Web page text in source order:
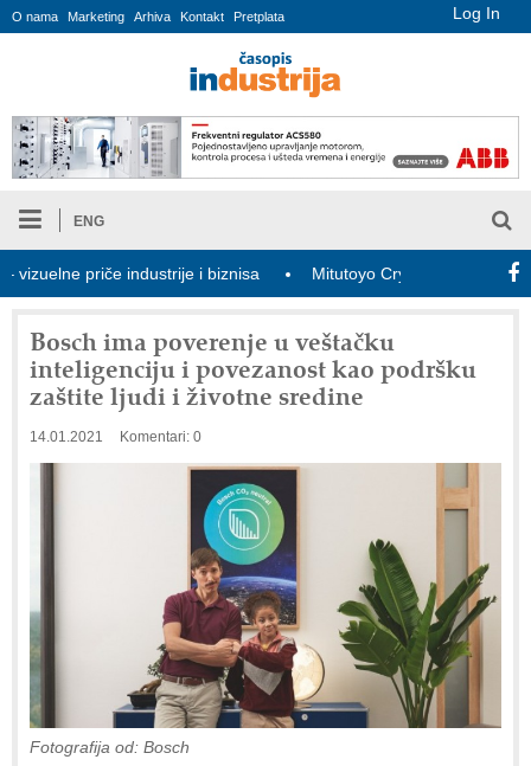
Log In
O nama Marketing Arhiva Kontakt Pretplata
ENG
priče industrije i biznisa Mitutoyo Crysta-Apex V PLUS: Nova
Bosch ima poverenje u veštačku
inteligenciju i povezanost kao podršku
zaštite ljudi i životne sredine
14.01.2021 Komentari: 0
Fotografija od: Bosch